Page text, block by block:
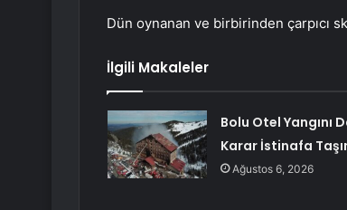
Dün oynanan ve birbirinden çarpıcı
İlgili Makaleler
Bolu Otel Yangını
Karar İstinafa
Ağustos 6, 2026